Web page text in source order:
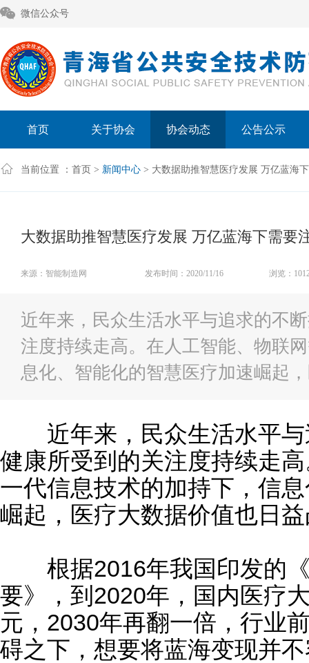
微信公众号
首页 关于协会 协会动态 公告公示
当前位置 ： 首页 > 新闻中心 > 大数据助推智慧医疗发展 万亿蓝海
大数据助推智慧医疗发展 万亿蓝海下需要
来源：智能制造网 发布时间：2020/11/16 浏览：
近年来，民众生活水平与追求的不
注度持续走高。在人工智能、物联
息化、智能化的智慧医疗加速崛起
近年来，民众生活水平与
健康所受到的关注度持续走
一代信息技术的加持下，信
崛起，医疗大数据价值也日
根据2016年我国印发的《
要》，到2020年，国内医疗
元，2030年再翻一倍，行业
碍之下，想要将蓝海变现并